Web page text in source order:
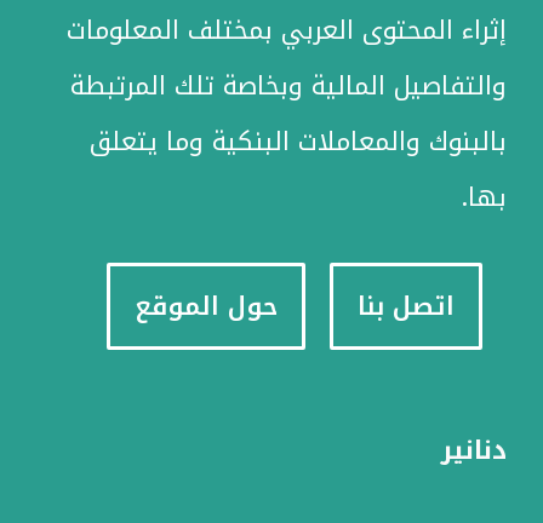
إثراء المحتوى العربي بمختلف المعلومات
والتفاصيل المالية وبخاصة تلك المرتبطة
بالبنوك والمعاملات البنكية وما يتعلق
بها.
اتصل بنا حول الموقع
دنانير